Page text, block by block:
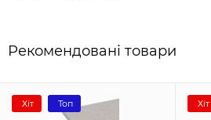
Рекомендовані товари
Хіт Топ Хіт